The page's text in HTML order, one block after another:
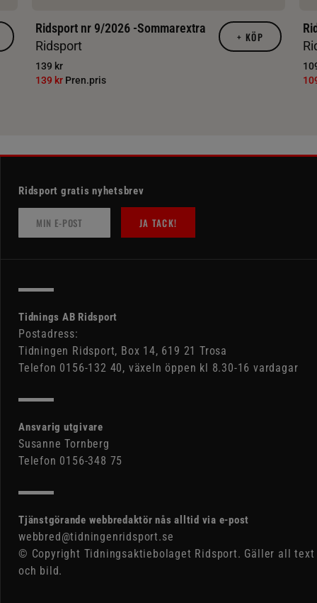
Ridsport nr 9/2026 -Sommarextra
Ridsport
139 kr
139 kr Pren.pris
+ KÖP
Ridsport gratis nyhetsbrev
JA TACK!
Tidnings AB Ridsport
Postadress:
Tidningen Ridsport, Box 14, 619 21 Trosa
Telefon 0156-132 40, växeln öppen kl 8.30-16 vardagar
Ansvarig utgivare
Susanne Tornberg
Telefon 0156-348 75
Tjänstgörande webbredaktör nås alltid via e-post
webbred@tidningenridsport.se
© Copyright Tidningsaktiebolaget Ridsport. Gäller all text
och bild.